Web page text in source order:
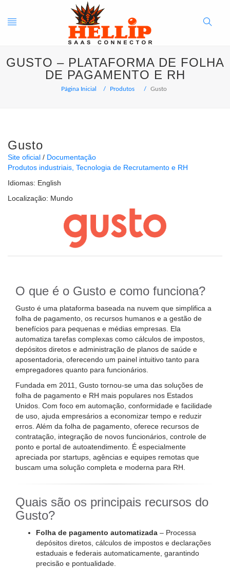
Toggle
navigation
Search
Button
GUSTO – PLATAFORMA DE FOLHA
DE PAGAMENTO E RH
Página Inicial Produtos Gusto
Gusto
Site oficial
Documentação
Produtos industriais Tecnologia de Recrutamento e RH
Idiomas: English
Localização: Mundo
O que é o Gusto e como funciona?
Gusto é uma plataforma baseada na nuvem que simplifica a
folha de pagamento, os recursos humanos e a gestão de
benefícios para pequenas e médias empresas. Ela
automatiza tarefas complexas como cálculos de impostos,
depósitos diretos e administração de planos de saúde e
aposentadoria, oferecendo um painel intuitivo tanto para
empregadores quanto para funcionários.
Fundada em 2011, Gusto tornou-se uma das soluções de
folha de pagamento e RH mais populares nos Estados
Unidos. Com foco em automação, conformidade e facilidade
de uso, ajuda empresários a economizar tempo e reduzir
erros. Além da folha de pagamento, oferece recursos de
contratação, integração de novos funcionários, controle de
ponto e portal de autoatendimento. É especialmente
apreciada por startups, agências e equipes remotas que
buscam uma solução completa e moderna para RH.
Quais são os principais recursos do
Gusto?
Folha de pagamento automatizada – Processa
depósitos diretos, cálculos de impostos e declarações
estaduais e federais automaticamente, garantindo
precisão e pontualidade.